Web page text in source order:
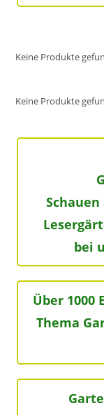
Keine Produkte
Keine Produkte
bei
Über 1000
Thema